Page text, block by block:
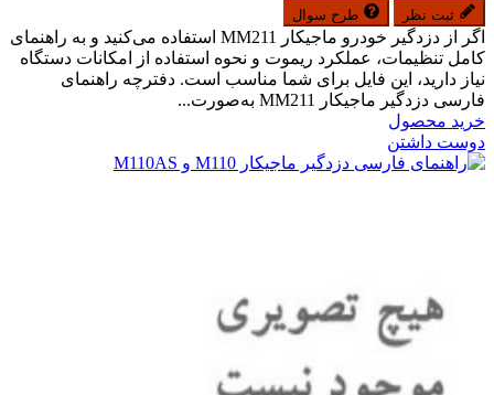
ثبت نظر طرح سوال
اگر از دزدگیر خودرو ماجیکار MM211 استفاده می‌کنید و به راهنمای
کامل تنظیمات، عملکرد ریموت و نحوه استفاده از امکانات دستگاه
نیاز دارید، این فایل برای شما مناسب است. دفترچه راهنمای
فارسی دزدگیر ماجیکار MM211 به‌صورت...
خرید محصول
دوست داشتن